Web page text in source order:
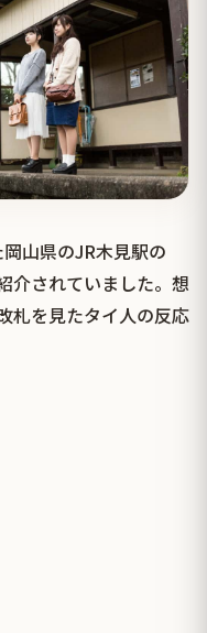
山県のJR木見駅の
介されていました。想
札を見たタイ人の反応